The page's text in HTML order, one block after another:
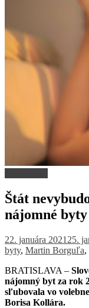
Štát
nájomné byty
22. januára 2021 25.
byty, Martin Borguľa,
BRATISLAVA –
nájomný byt za rok
sľubovala vo
Borisa Kollára.